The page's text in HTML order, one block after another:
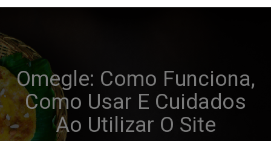
Omegle: Como Funciona,
Como Usar E Cuidados
Ao Utilizar O Site